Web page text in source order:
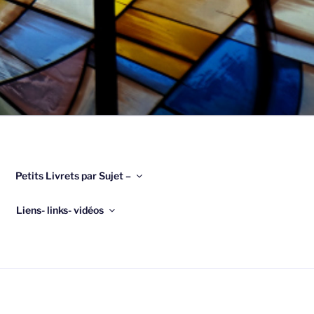
Petits Livrets par Sujet –
Liens- links- vidéos